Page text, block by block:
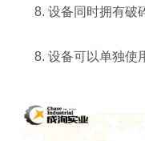
8. 设备同时拥有破碎
8. 设备可以单独使用